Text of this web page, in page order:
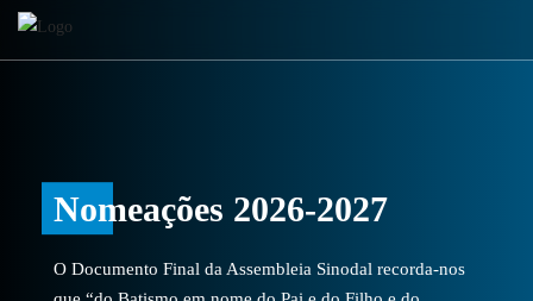
Nomeações 2026-2027
O Documento Final da Assembleia Sinodal recorda-nos